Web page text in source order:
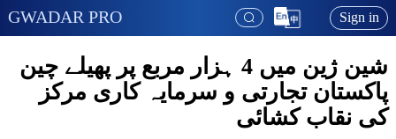
GWADAR PRO Sign in
شین ژین میں 4 ہزار مربع پر پھیلے چین
پاکستان تجارتی و سرمایہ کاری مرکز
کی نقاب کشائی